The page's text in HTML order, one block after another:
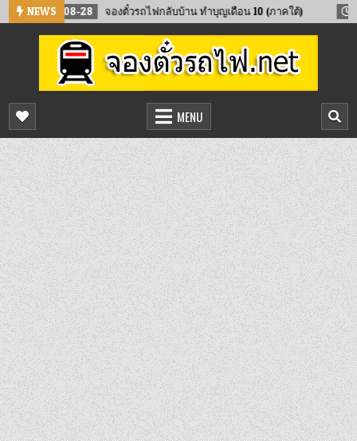
Skip
to
NEWS
2023-08-28 จองตั๋วรถไฟกลับบ้าน ทำบุญเดือน 10 (ภาคใต้) 2023-
จองตั๋วรถไฟออนไลน์
จองตั๋วรถไฟล่วงหน้า จองได้ 24 ชั่วโมง
MENU